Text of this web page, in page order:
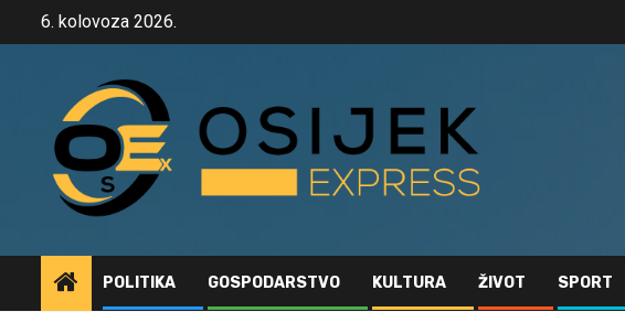
6. kolovoza 2026.
POLITIKA GOSPODARSTVO KULTURA ŽIVOT SPORT